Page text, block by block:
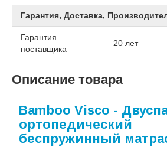
Гарантия, Доставка,
Гарантия
поставщика
20 лет
Описание товара
Bamboo Visco -
ортопедический
беспружинный